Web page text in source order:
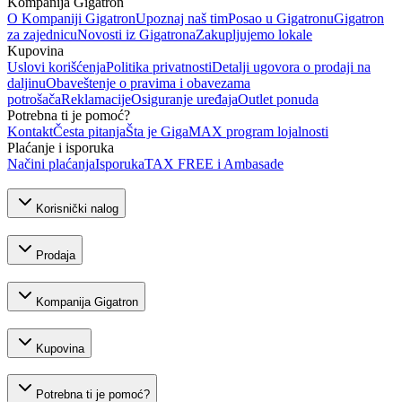
O Kompaniji GigatronUpoznaj naš timPosao u GigatronuGigatron
za zajednicuNovosti iz GigatronaZakupljujemo lokale
Kupovina
Uslovi korišćenjaPolitika privatnostiDetalji ugovora o prodaji na
daljinuObaveštenje o pravima i obavezama
potrošačaReklamacijeOsiguranje uređajaOutlet ponuda
Potrebna ti je pomoć?
KontaktČesta pitanjaŠta je GigaMAX program lojalnosti
Plaćanje i isporuka
Načini plaćanjaIsporukaTAX FREE i Ambasade
Korisnički nalog
Prodaja
Kompanija Gigatron
Kupovina
Potrebna ti je pomoć?